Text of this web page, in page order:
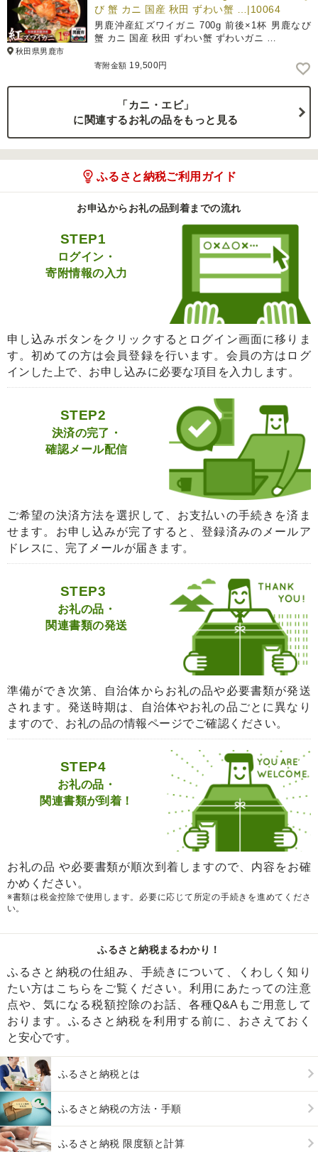
秋田県男鹿市
び 蟹 カニ 国産 秋田 ずわい蟹 …|10064
男鹿沖産紅ズワイガニ 700g 前後×1杯 男鹿なび
蟹 カニ 国産 秋田 ずわい蟹 ずわいガニ …
寄附金額 19,500円
「カニ・エビ」
に関連するお礼の品をもっと見る
ふるさと納税ご利用ガイド
お申込からお礼の品到着までの流れ
STEP1
ログイン・
寄附情報の入力
申し込みボタンをクリックするとログイン画面に移りま
す。初めての方は会員登録を行います。会員の方はログ
インした上で、お申し込みに必要な項目を入力します。
STEP2
決済の完了・
確認メール配信
ご希望の決済方法を選択して、お支払いの手続きを済ま
せます。お申し込みが完了すると、登録済みのメールア
ドレスに、完了メールが届きます。
STEP3
お礼の品・
関連書類の発送
準備ができ次第、自治体からお礼の品や必要書類が発送
されます。発送時期は、自治体やお礼の品ごとに異なり
ますので、お礼の品の情報ページでご確認ください。
STEP4
お礼の品・
関連書類が到着！
お礼の品 や必要書類が順次到着しますので、内容をお確
かめください。
※書類は税金控除で使用します。必要に応じて所定の手続きを進めてくださ
い。
ふるさと納税まるわかり！
ふるさと納税の仕組み、手続きについて、くわしく知り
たい方はこちらをご覧ください。利用にあたっての注意
点や、気になる税額控除のお話、各種Q&Aもご用意して
おります。ふるさと納税を利用する前に、おさえておく
と安心です。
ふるさと納税とは
ふるさと納税の方法・手順
ふるさと納税 限度額と計算